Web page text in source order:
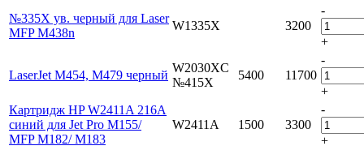
№335X ув. черный для Laser
MFP M438n
W1335X 3200
-
+
LaserJet M454, M479 черный
W2030XC
№415X
5400 11700
-
+
Картридж HP W2411A 216A
синий для Jet Pro M155/
MFP M182/ M183
W2411A 1500 3300
-
+